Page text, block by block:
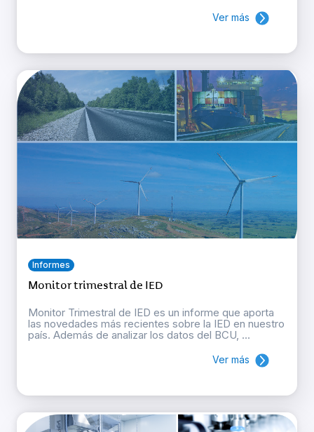
Ver más
Informes
Monitor trimestral de IED
Monitor Trimestral de IED es un informe que aporta
las novedades más recientes sobre la IED en nuestro
país. Además de analizar los datos del BCU, ...
Ver más